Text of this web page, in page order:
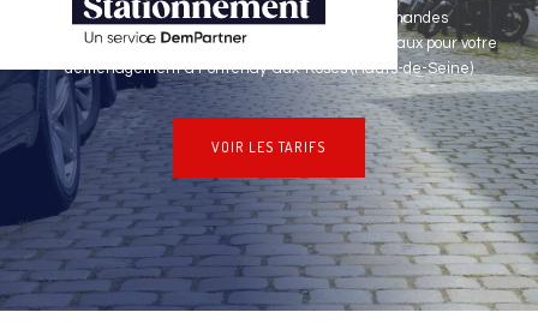
Panneaux Stationnement effectue vos demandes
d'autorisations de stationnement & pose de panneaux pour votre
déménagement à Fontenay-aux-Roses (Hauts-de-Seine)
VOIR LES TARIFS
NOS TARIFS